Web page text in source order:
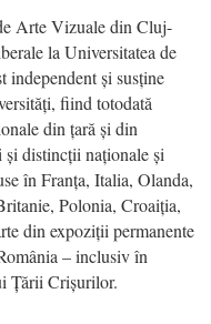
Arte Vizuale din Cluj-
la Universitatea de
independent şi susţine
fiind totodată
din ţară şi din
şi distincţii naţionale şi
în Franţa, Italia, Olanda,
Polonia, Croaiţia,
din expoziţii permanente
– inclusiv în
Ţării Crişurilor.